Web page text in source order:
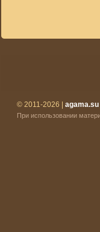
© 2011-2026 | agama.su
При использовании